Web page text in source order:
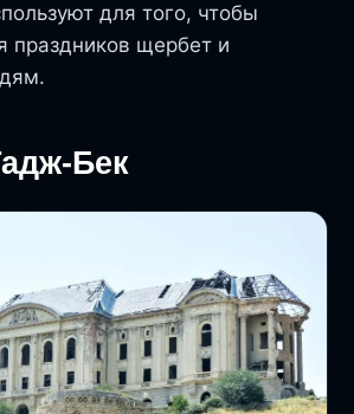
для того, чтобы
праздников щербет и
Бек